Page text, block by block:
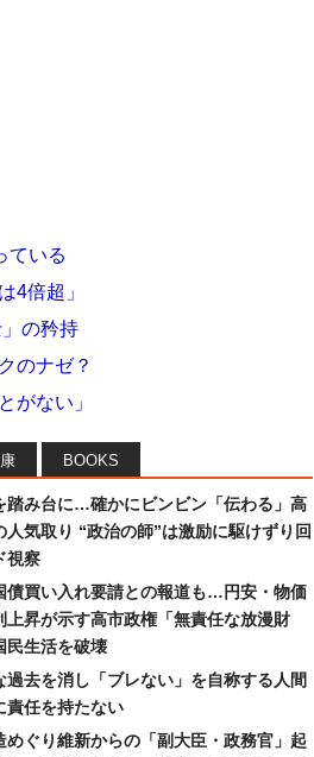
ている
4倍超」
の矜持
のナゼ？
がない」
BOOKS
踏み台に…確かにビンビン「伝わる」高
人気取り “政治の師”は激励に駆けずり回
視察
債買い入れ要請との報道も…円安・物価
上昇が示す高市政権「無責任な放漫財
民生活を破壊
過去を消し「ブレない」を自称する人間
責任を持たない
めぐり維新からの「副大臣・政務官」起